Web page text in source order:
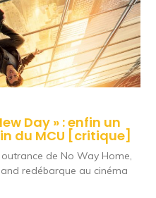
Day » : enfin un
du MCU [critique]
de No Way Home,
redébarque au cinéma